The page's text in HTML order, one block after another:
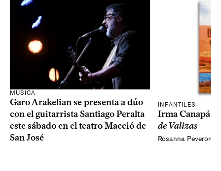
MÚSICA
Garo Arakelian se presenta a dúo
con el guitarrista Santiago Peralta
este sábado en el teatro Macció de
San José
INFANTILES
Irma Canapá
de Valizas
Rosanna Peveroni